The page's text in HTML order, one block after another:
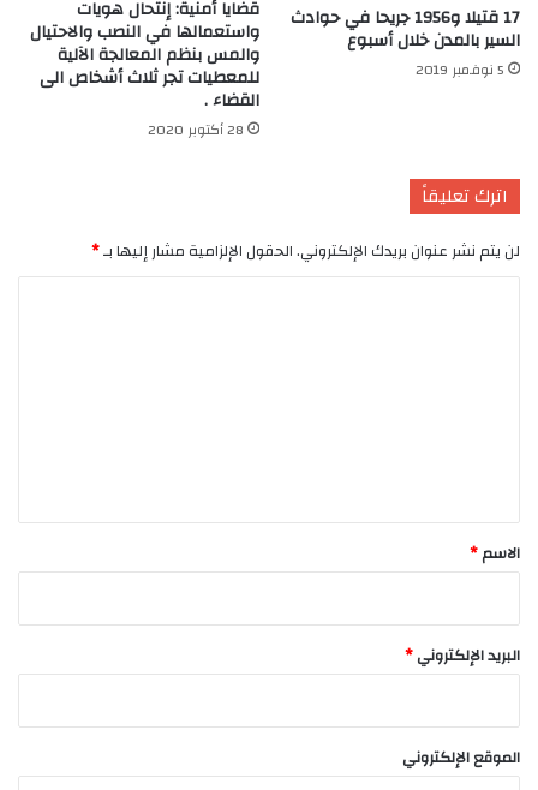
17 قتيلا و1956 جريحا في حوادث
السير بالمدن خلال أسبوع
5 نوفمبر 2019
قضايا أمنية: إنتحال هويات
واستعمالها في النصب والاحتيال
والمس بنظم المعالجة الآلية
للمعطيات تجر ثلاث أشخاص الى
القضاء .
28 أكتوبر 2020
اترك تعليقاً
لن يتم نشر عنوان بريدك الإلكتروني.الحقول الإلزامية مشار إليها بـ*
*
الاسم*
البريد الإلكتروني*
الموقع الإلكتروني